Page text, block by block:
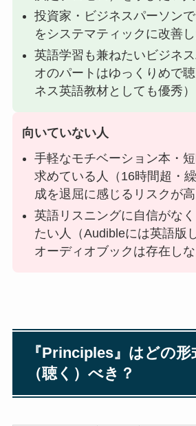
投資家・ビジネスパーソン
をシステマティックに改善
英語学習も兼ねたいビジネ
オのパートはゆっくりめで
ネス英語教材としても優秀）
向いていない人
手軽なモチベーション本・
求めている人（16時間超・
成を退屈に感じるリスクが高
英語リスニングに自信がな
たい人（Audibleには英語版
オーディオブックは存在しな
『Principles』はどの形
（聴く）べき？